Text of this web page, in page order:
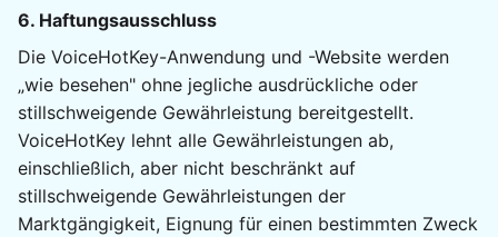
6. Haftungsausschluss
Die VoiceHotKey-Anwendung und -Website werden
„wie besehen" ohne jegliche ausdrückliche oder
stillschweigende Gewährleistung bereitgestellt.
VoiceHotKey lehnt alle Gewährleistungen ab,
einschließlich, aber nicht beschränkt auf
stillschweigende Gewährleistungen der
Marktgängigkeit, Eignung für einen bestimmten Zweck